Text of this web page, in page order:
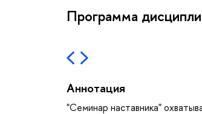
Программа
Аннотация
"Семинар наставника"